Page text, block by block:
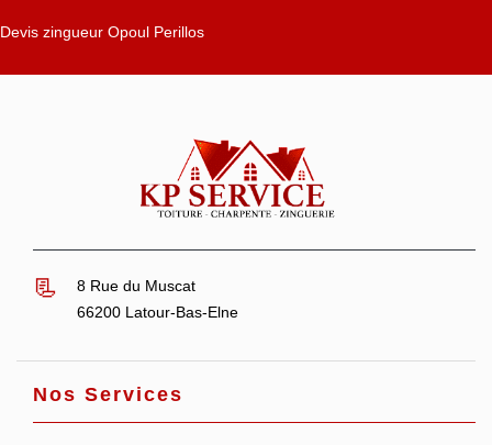
Devis zingueur Opoul Perillos
8 Rue du Muscat
66200 Latour-Bas-Elne
Nos Services